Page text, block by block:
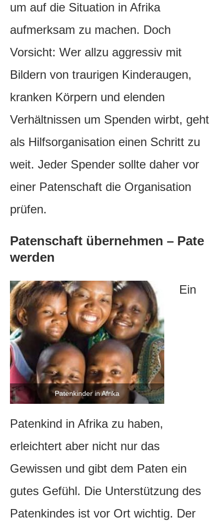
um auf die Situation in Afrika
aufmerksam zu machen. Doch
Vorsicht: Wer allzu aggressiv mit
Bildern von traurigen Kinderaugen,
kranken Körpern und elenden
Verhältnissen um Spenden wirbt, geht
als Hilfsorganisation einen Schritt zu
weit. Jeder Spender sollte daher vor
einer Patenschaft die Organisation
prüfen.
Patenschaft übernehmen – Pate
werden
Patenkinder in Afrika
Ein
Patenkind in Afrika zu haben,
erleichtert aber nicht nur das
Gewissen und gibt dem Paten ein
gutes Gefühl. Die Unterstützung des
Patenkindes ist vor Ort wichtig. Der